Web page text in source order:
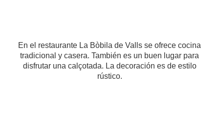
En el restaurante La Bòbila de Valls se ofrece cocina
tradicional y casera. También es un buen lugar para
disfrutar una calçotada. La decoración es de estilo
rústico.